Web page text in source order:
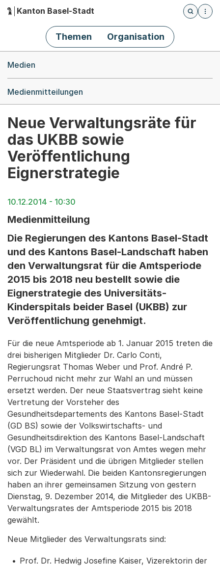
Hauptnavigation
Kanton Basel-Stadt
Öffnet
Themen Organisation
Medien
Medienmitteilungen
Neue Verwaltungsräte für
das UKBB sowie
Veröffentlichung
Eignerstrategie
10.12.2014 - 10:30
Medienmitteilung
Die Regierungen des Kantons Basel-Stadt
und des Kantons Basel-Landschaft haben
den Verwaltungsrat für die Amtsperiode
2015 bis 2018 neu bestellt sowie die
Eignerstrategie des Universitäts-
Kinderspitals beider Basel (UKBB) zur
Veröffentlichung genehmigt.
Für die neue Amtsperiode ab 1. Januar 2015 treten die
drei bisherigen Mitglieder Dr. Carlo Conti,
Regierungsrat Thomas Weber und Prof. André P.
Perruchoud nicht mehr zur Wahl an und müssen
ersetzt werden. Der neue Staatsvertrag sieht keine
Vertretung der Vorsteher des
Gesundheitsdepartements des Kantons Basel-Stadt
(GD BS) sowie der Volkswirtschafts- und
Gesundheitsdirektion des Kantons Basel-Landschaft
(VGD BL) im Verwaltungsrat von Amtes wegen mehr
vor. Der Präsident und die übrigen Mitglieder stellen
sich zur Wiederwahl. Die beiden Kantonsregierungen
haben an ihrer gemeinsamen Sitzung von gestern
Dienstag, 9. Dezember 2014, die Mitglieder des UKBB-
Verwaltungsrates der Amtsperiode 2015 bis 2018
gewählt.
Neue Mitglieder des Verwaltungsrats sind:
Prof. Dr. Hedwig Josefine Kaiser, Vizerektorin der